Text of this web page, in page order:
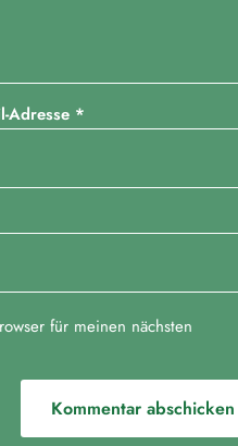
Adresse *
für meinen nächsten